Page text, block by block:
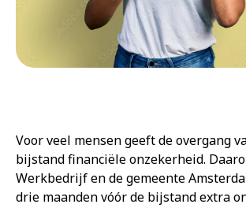
Voor veel mensen geeft de overgang
bijstand financiële onzekerheid.
Werkbedrijf en de gemeente
drie maanden vóór de bijstand extra